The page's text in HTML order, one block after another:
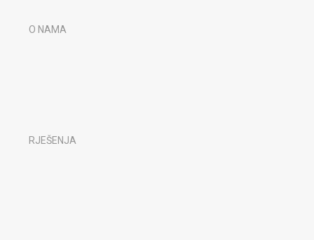
O NAMA
RJEŠENJA